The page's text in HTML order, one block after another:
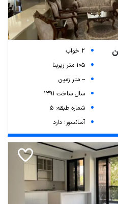
2 خواب
105 متر زیربنا
-- متر زمین
سال ساخت 1391
شماره طبقه: 5
آسانسور: دارد